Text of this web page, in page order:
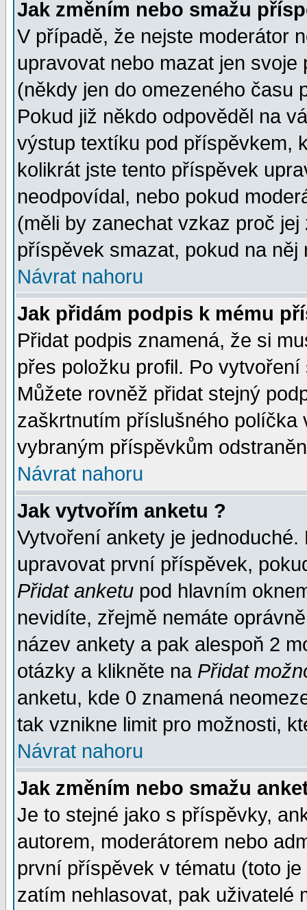
Jak změním nebo smažu
V případě, že nejste moderátor
upravovat nebo mazat jen
(někdy jen do omezeného
Pokud již někdo odpověděl na
výstup textíku pod příspěvkem,
kolikrát jste tento příspěvek
neodpovídal, nebo pokud
(měli by zanechat vzkaz proč
příspěvek smazat, pokud na něj
Návrat nahoru
Jak přidám podpis k mému
Přidat podpis znamená, že si
přes položku profil. Po
Můžete rovněž přidat stejný
zaškrtnutím příslušného políčka
vybraným příspěvkům
Návrat nahoru
Jak vytvořím anketu ?
Vytvoření ankety je
upravovat první příspěvek,
Přidat anketu pod hlavním
nevidíte, zřejmě nemáte
název ankety a pak alespoň 2
otázky a klikněte na Přidat
anketu, kde 0 znamená
tak vznikne limit pro možnosti,
Návrat nahoru
Jak změním nebo smažu
Je to stejné jako s příspěvky,
autorem, moderátorem nebo
první příspěvek v tématu (toto
zatím nehlasovat, pak uživatelé